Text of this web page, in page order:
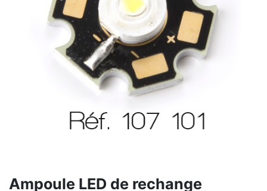
Ampoule LED de rechange